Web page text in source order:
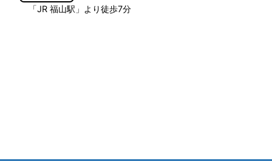
「JR 福山駅」より徒歩7分